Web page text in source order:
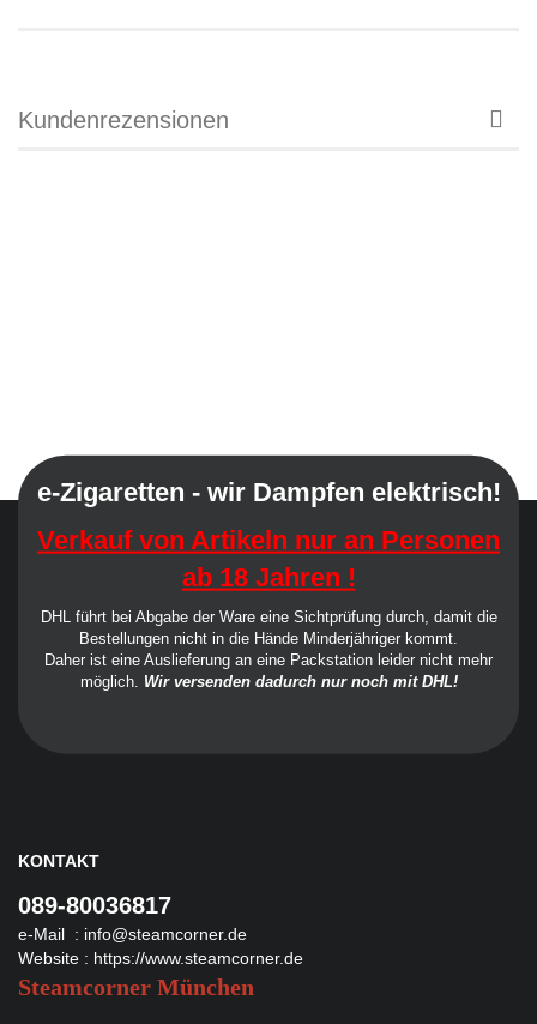
Kundenrezensionen
e-Zigaretten - wir Dampfen elektrisch!
Verkauf von Artikeln nur an Personen
ab 18 Jahren !
DHL führt bei Abgabe der Ware eine Sichtprüfung durch, damit die
Bestellungen nicht in die Hände Minderjähriger kommt.
Daher ist eine Auslieferung an eine Packstation leider nicht mehr
möglich. Wir versenden dadurch nur noch mit DHL!
KONTAKT
089-80036817
e-Mail : info@steamcorner.de
Website : https://www.steamcorner.de
Steamcorner München